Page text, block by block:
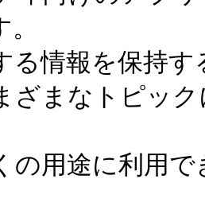
情報を保持す
まなトピッ
用途に利用で